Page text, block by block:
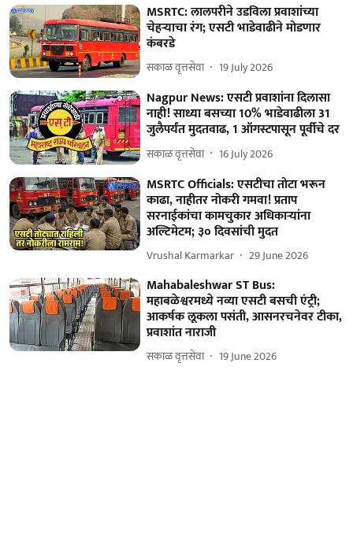
MSRTC: लालपरीने उडविला प्रवाशांच्या
चेहऱ्याचा रंग; एसटी भाडेवाढीने मोडणार
कंबरडे
सकाळ वृत्तसेवा 19 July 2026
Nagpur News: एसटी प्रवाशांना दिलासा
नाही! साध्या बसच्या 10% भाडेवाढीला 31
जुलैपर्यंत मुदतवाढ, 1 ऑगस्टपासून पूर्वीचे दर
सकाळ वृत्तसेवा 16 July 2026
MSRTC Officials: एसटीचा तोटा भरून
काढा, नाहीतर नोकरी गमवा! प्रताप
सरनाईकांचा कामचुकार अधिकाऱ्यांना
अल्टिमेटम; ३० दिवसांची मुदत
Vrushal Karmarkar 29 June 2026
Mahabaleshwar ST Bus:
महाबळेश्वरमध्ये नव्या एसटी बसची एंट्री;
आकर्षक लूकला पसंती, आसनरचनेवर टीका,
प्रवाशांत नाराजी
सकाळ वृत्तसेवा 19 June 2026